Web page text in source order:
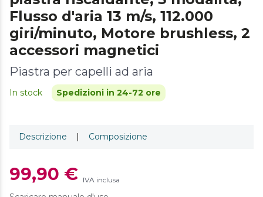
Flusso d'aria 13 m/s, 112.000
giri/minuto, Motore brushless, 2
accessori magnetici
Piastra per capelli ad aria
In stock Spedizioni in 24-72 ore
Descrizione | Composizione
99,90 € IVA inclusa